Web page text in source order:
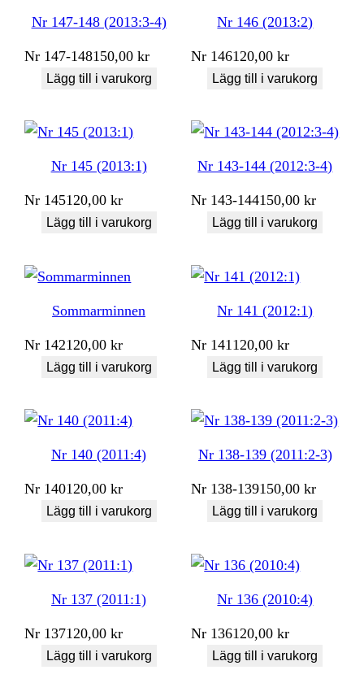
Nr 147-148 (2013:3-4)
Nr 147-148150,00kr
Lägg till i varukorg
Nr 146 (2013:2)
Nr 146120,00kr
Lägg till i varukorg
Nr 145 (2013:1)
Nr 145120,00kr
Lägg till i varukorg
Nr 143-144 (2012:3-4)
Nr 143-144150,00kr
Lägg till i varukorg
Sommarminnen
Nr 142120,00kr
Lägg till i varukorg
Nr 141 (2012:1)
Nr 141 120,00kr
Lägg till i varukorg
Nr 140 (2011:4)
Nr 140120,00kr
Lägg till i varukorg
Nr 138-139 (2011:2-3)
Nr 138-139150,00kr
Lägg till i varukorg
Nr 137 (2011:1)
Nr 137120,00kr
Lägg till i varukorg
Nr 136 (2010:4)
Nr 136120,00kr
Lägg till i varukorg